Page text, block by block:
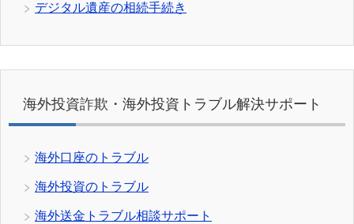
デジタル遺産の相続手続き
海外投資詐欺・海外投資トラブル解決サポート
海外口座のトラブル
海外投資のトラブル
海外送金トラブル相談サポート